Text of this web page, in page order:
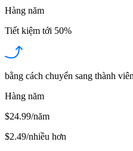
Hàng năm
Tiết kiệm tới 50%
bằng cách chuyển sang thành
Hàng năm
$24.99/năm
$2.49/nhiều hơn